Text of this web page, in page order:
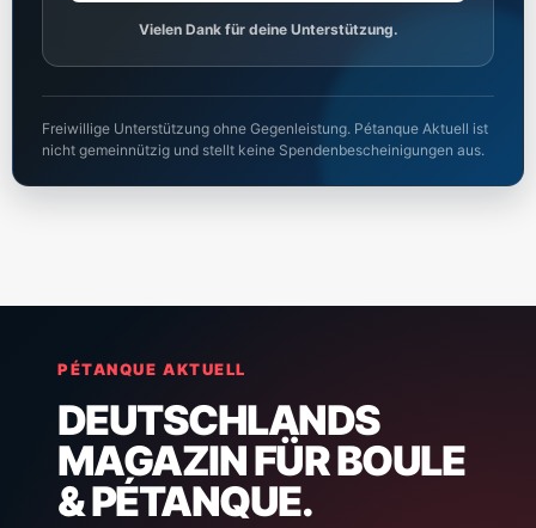
Vielen Dank für deine Unterstützung.
Freiwillige Unterstützung ohne Gegenleistung. Pétanque Aktuell ist
nicht gemeinnützig und stellt keine Spendenbescheinigungen aus.
PÉTANQUE AKTUELL
DEUTSCHLANDS
MAGAZIN FÜR BOULE
& PÉTANQUE.